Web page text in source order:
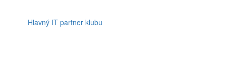
Hlavný IT partner klubu